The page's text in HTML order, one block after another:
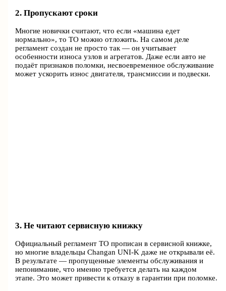
2. Пропускают сроки
Многие новички считают, что если «машина едет
нормально», то ТО можно отложить. На самом деле
регламент создан не просто так — он учитывает
особенности износа узлов и агрегатов. Даже если авто не
подаёт признаков поломки, несвоевременное обслуживание
может ускорить износ двигателя, трансмиссии и подвески.
3. Не читают сервисную книжку
Официальный регламент ТО прописан в сервисной книжке,
но многие владельцы Changan UNI-K даже не открывали её.
В результате — пропущенные элементы обслуживания и
непонимание, что именно требуется делать на каждом
этапе. Это может привести к отказу в гарантии при поломке.